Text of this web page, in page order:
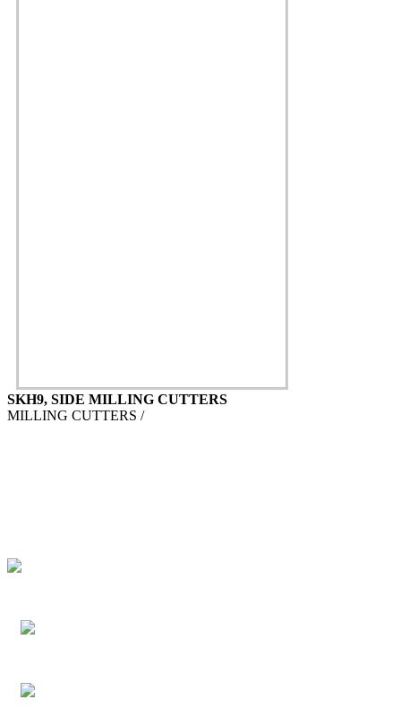
SKH9, SIDE MILLING CUTTERS
MILLING CUTTERS /